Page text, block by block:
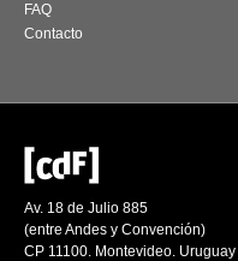
FAQ
Contacto
Av. 18 de Julio 885
(entre Andes y Convención)
CP 11100. Montevideo. Uruguay